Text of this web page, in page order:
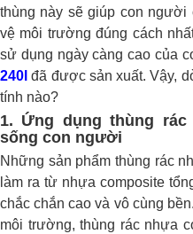
thùng này sẽ giúp con người
vệ môi trường đúng cách
sử dụng ngày càng cao của
240l đã được sản xuất. Vậy,
tính nào?
1. Ứng dụng thùng
sống con người
Những sản phẩm thùng rác
làm ra từ nhựa composite
chắc chắn cao và vô cùng
môi trường, thùng rác nhựa